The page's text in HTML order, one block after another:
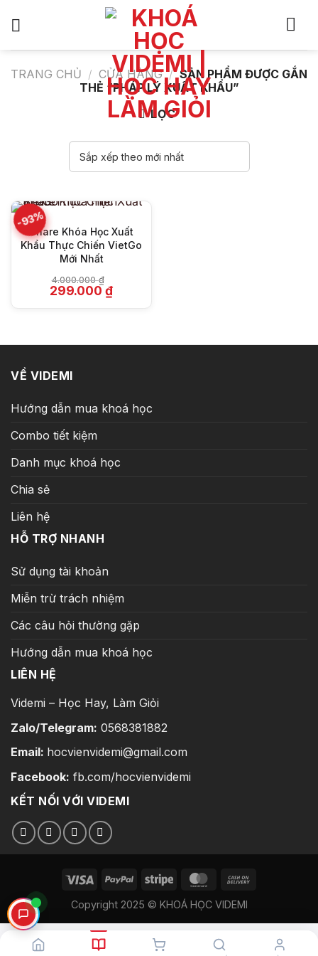
TRANG CHỦ / CỬA HÀNG / SẢN PHẨM ĐƯỢC GẮN
THẺ “PHÁP LÝ XUẤT KHẨU”
LỌC
-93%
Share Khóa Học Xuất
Khẩu Thực Chiến VietGo
Mới Nhất
4.000.000₫
Giá
gốc
299.000 ₫Giá
VỀ VIDEMI
Hướng dẫn mua khoá học
Combo tiết kiệm
Danh mục khoá học
Chia sẻ
Liên hệ
HỖ TRỢ NHANH
Sử dụng tài khoản
Miễn trừ trách nhiệm
Các câu hỏi thường gặp
Hướng dẫn mua khoá học
LIÊN HỆ
Videmi – Học Hay, Làm Giỏi
Zalo/Telegram: 0568381882
Email: hocvienvidemi@gmail.com
Facebook: fb.com/hocvienvidemi
KẾT NỐI VỚI VIDEMI
Copyright 2025 © KHOÁ HỌC VIDEMI